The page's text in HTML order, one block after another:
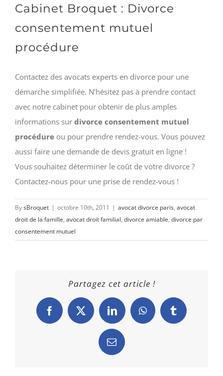
Cabinet Broquet : Divorce
consentement mutuel
procédure
Contactez des avocats experts en divorce pour une
démarche simplifiée. N’hésitez pas à prendre contact
avec notre cabinet pour obtenir de plus amples
informations sur divorce consentement mutuel
procédure ou pour prendre rendez-vous. Vous pouvez
aussi faire une demande de devis gratuit en ligne !
Vous souhaitez déterminer le coût de votre divorce ?
Contactez-nous pour une prise de rendez-vous !
BysBroquet | octobre 10th, 2011 | avocat divorce paris, avocat
droit de la famille, avocat droit familial, divorce amiable, divorce par
consentement mutuel
Partagez cet article !
Facebook
X LinkedInWhatsAppTumblr
Email